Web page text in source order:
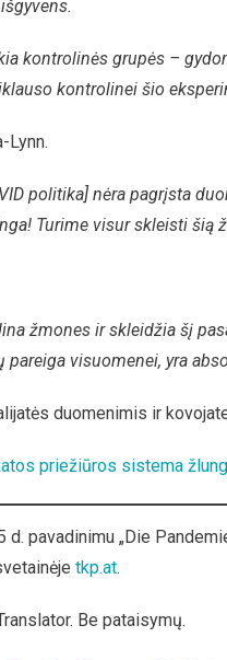
kontrolinės grupės –
kontrolinei šio
Lynn.
politika] nėra pagrįsta
Turime visur skleisti šią
žmones ir skleidžia šį
visuomenei, yra
duomenimis ir
priežiūros sistema
pavadinimu „Die
tkp.at.
Be pataisymų.